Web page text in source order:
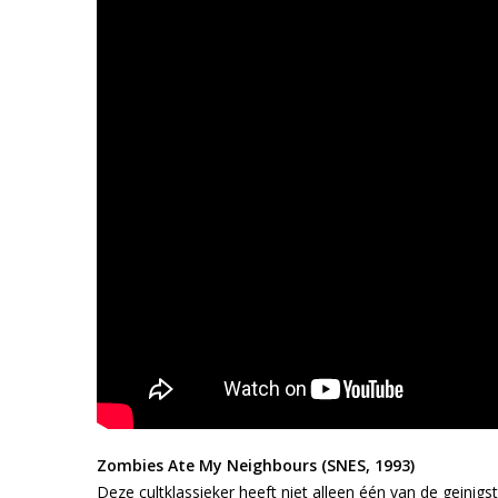
Zombies Ate My Neighbours (SNES, 1993)
Deze cultklassieker heeft niet alleen één van de